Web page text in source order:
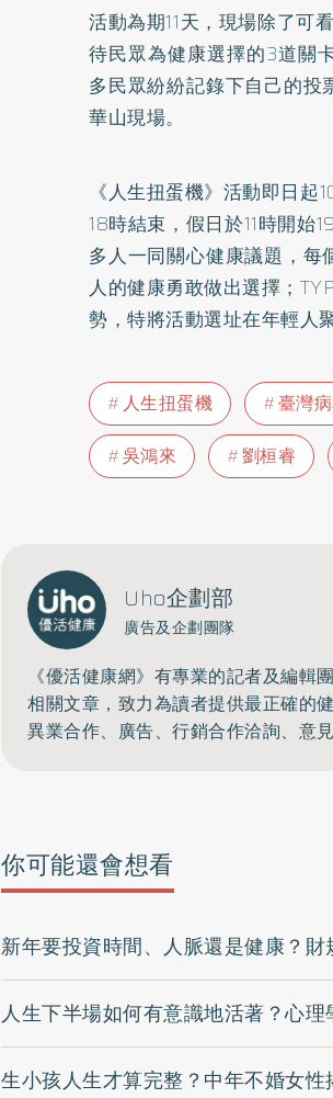
活動為期11天，現場除了可
待民眾為健康選擇的3道關
多民眾紛紛記錄下自己的投
華山現場。
《人生扭蛋機》活動即日
18時結束，假日於11時開始
多人一同關心健康議題，每
人的健康勇敢做出選擇；
勢，特將活動選址在年輕人
人生扭蛋機 臺灣
吳鴻來
劉桓睿
Uho企劃部
廣告及企劃團隊
《優活健康網》有專業的記者及編
相關文章，致力為讀者提供最正確的
異業合作、廣告、行銷合作洽詢、意
你可能還會想看
新年要投資時間、人脈還是健康？
人生下半場如何有意識地活著？心
生小孩人生才算完整？中年不婚女